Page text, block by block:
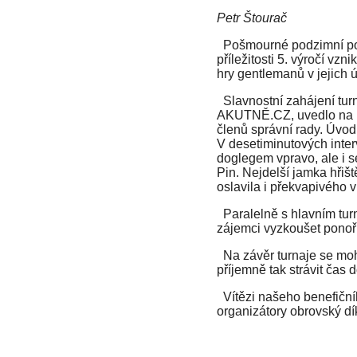
Petr Štourač
Pošmourné podzimní
příležitosti 5. výročí
hry gentlemanů v jejich
Slavnostní zahájení
AKUTNĚ.CZ, uvedlo na
členů správní rady.
V desetiminutových
doglegem vpravo, ale i
Pin. Nejdelší jamka
oslavila i překvapivého
Paralelně s hlavním
zájemci vyzkoušet
Na závěr turnaje se
příjemně tak strávit čas
Vítězi našeho
organizátory obrovský